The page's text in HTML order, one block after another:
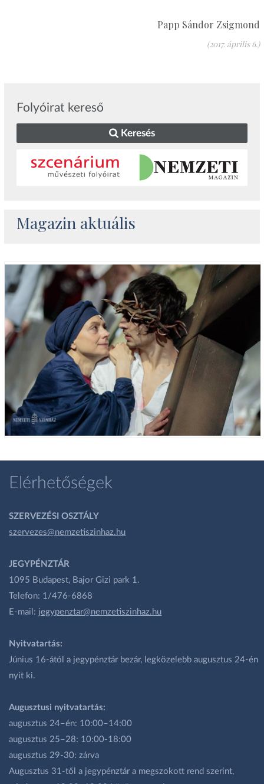
Papp Sándor Zsigmond
(2017. április 6.)
Folyóirat kereső
Keresés
Magazin aktuális
Elérhetőségek
SZERVEZÉSI OSZTÁLY
szervezes@nemzetiszinhaz.hu
JEGYPÉNZTÁR
1095 Budapest, Bajor Gizi park 1.
Telefon: 1/476-6868
E-mail: jegypenztar@nemzetiszinhaz.hu
Nyitvatartás:
Június 16-ától a jegypénztár bezár, legközelebb augusztus 24-én
nyit ki.
Augusztusi nyitvatartás:
augusztus 24–én: 10:00–14:00
augusztus 25–28: 10:00-18:00
augusztus 29-30: zárva
Augusztus 31-től a jegypénztár a megszokott rend szerint,